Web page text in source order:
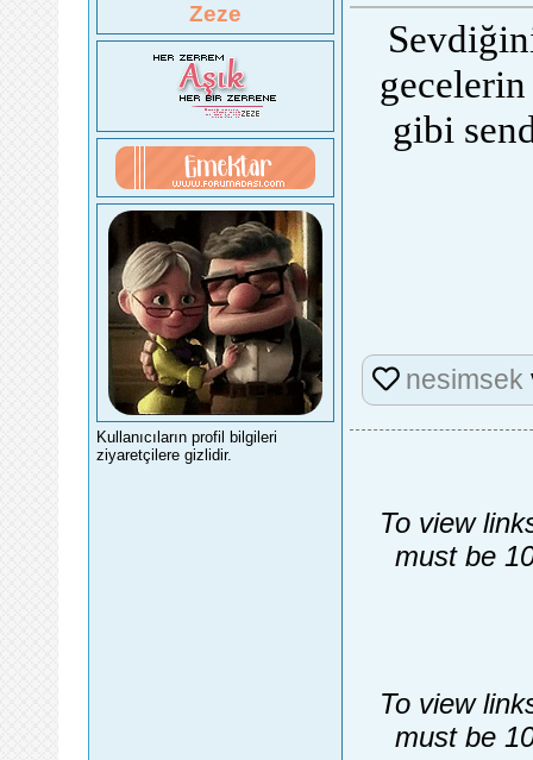
Zeze
Kullanıcıların profil bilgileri
ziyaretçilere gizlidir.
gibi
nesimsek
To view
must be
To view
must be